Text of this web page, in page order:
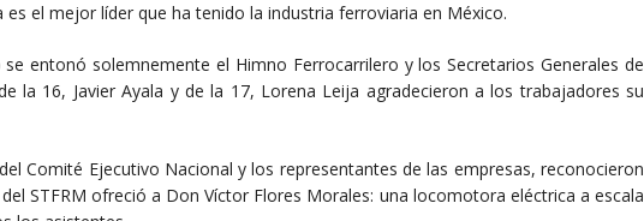
es el mejor líder que ha tenido la industria ferroviaria en México.
entonó solemnemente el Himno Ferrocarrilero y los Secretarios Generales de
la 16, Javier Ayala y de la 17, Lorena Leija agradecieron a los trabajadores su
Comité Ejecutivo Nacional y los representantes de las empresas, reconocieron
STFRM ofreció a Don Víctor Flores Morales: una locomotora eléctrica a escala